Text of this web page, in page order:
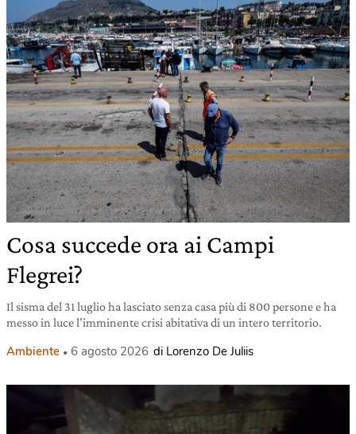
Cosa succede ora ai Campi
Flegrei?
Il sisma del 31 luglio ha lasciato senza casa più di 800 persone e ha
messo in luce l’imminente crisi abitativa di un intero territorio.
Ambiente 6 agosto 2026 di Lorenzo De Juliis